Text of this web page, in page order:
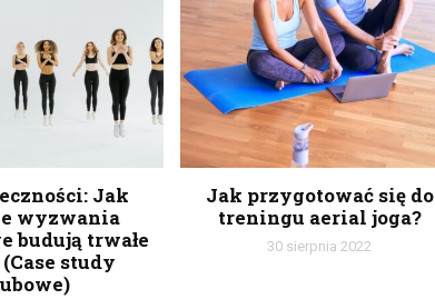
Jak
wyzwania
budują trwałe
study
Jak przygotować się do
treningu aerial joga?
30 sierpnia 2022